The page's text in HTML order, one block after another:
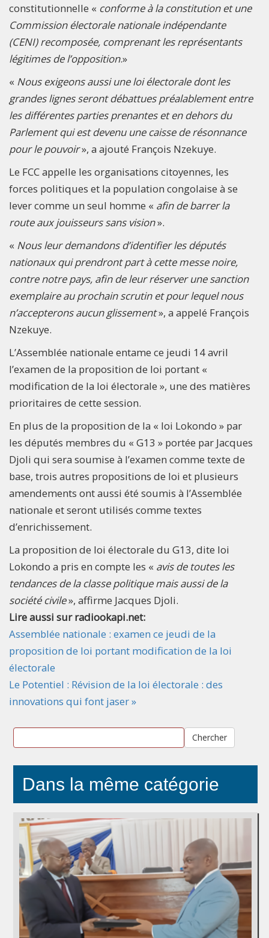
constitutionnelle « conforme à la constitution et une
Commission électorale nationale indépendante
(CENI) recomposée, comprenant les représentants
légitimes de l’opposition.»
« Nous exigeons aussi une loi électorale dont les
grandes lignes seront débattues préalablement entre
les différentes parties prenantes et en dehors du
Parlement qui est devenu une caisse de résonnance
pour le pouvoir», a ajouté François Nzekuye.
Le FCC appelle les organisations citoyennes, les
forces politiques et la population congolaise à se
lever comme un seul homme « afin de barrer la
route aux jouisseurs sans vision».
« Nous leur demandons d’identifier les députés
nationaux qui prendront part à cette messe noire,
contre notre pays, afin de leur réserver une sanction
exemplaire au prochain scrutin et pour lequel nous
n’accepterons aucun glissement», a appelé François
Nzekuye.
L’Assemblée nationale entame ce jeudi 14 avril
l’examen de la proposition de loi portant «
modification de la loi électorale », une des matières
prioritaires de cette session.
En plus de la proposition de la « loi Lokondo » par
les députés membres du « G13 » portée par Jacques
Djoli qui sera soumise à l’examen comme texte de
base, trois autres propositions de loi et plusieurs
amendements ont aussi été soumis à l’Assemblée
nationale et seront utilisés comme textes
d’enrichissement.
La proposition de loi électorale du G13, dite loi
Lokondo a pris en compte les « avis de toutes les
tendances de la classe politique mais aussi de la
société civile», affirme Jacques Djoli.
Lire aussi sur radiookapi.net:
Assemblée nationale : examen ce jeudi de la
proposition de loi portant modification de la loi
électorale
Le Potentiel : Révision de la loi électorale : des
innovations qui font jaser »
Chercher
Dans la même catégorie